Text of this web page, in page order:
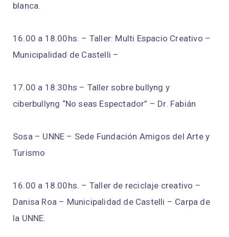
blanca.
16.00 a 18.00hs. – Taller: Multi Espacio Creativo –
Municipalidad de Castelli –
17.00 a 18.30hs – Taller sobre bullyng y
ciberbullyng “No seas Espectador” – Dr. Fabián
Sosa – UNNE – Sede Fundación Amigos del Arte y
Turismo
16.00 a 18.00hs. – Taller de reciclaje creativo –
Danisa Roa – Municipalidad de Castelli – Carpa de
la UNNE.